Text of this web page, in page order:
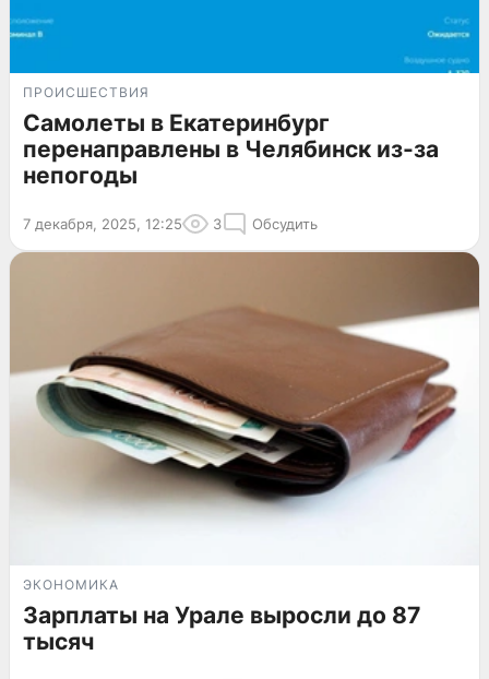
ПРОИСШЕСТВИЯ
Самолеты в Екатеринбург
перенаправлены в Челябинск из-за
непогоды
7 декабря, 2025, 12:25 3 Обсудить
ЭКОНОМИКА
Зарплаты на Урале выросли до 87
тысяч